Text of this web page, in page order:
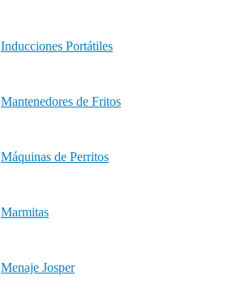
Inducciones Portátiles
Mantenedores de Fritos
Máquinas de Perritos
Marmitas
Menaje Josper